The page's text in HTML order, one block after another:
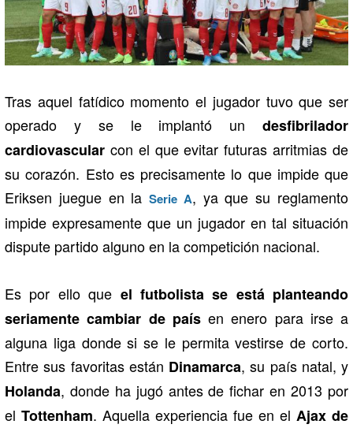
Tras aquel fatídico momento el jugador tuvo que ser
operado y se le implantó un desfibrilador
cardiovascular con el que evitar futuras arritmias de
su corazón. Esto es precisamente lo que impide que
Eriksen juegue en laSerie A, ya que su reglamento
impide expresamente que un jugador en tal situación
dispute partido alguno en la competición nacional.
Es por ello que el futbolista se está planteando
seriamente cambiar de país en enero para irse a
alguna liga donde si se le permita vestirse de corto.
Entre sus favoritas están Dinamarca, su país natal, y
Holanda, donde ha jugó antes de fichar en 2013 por
el Tottenham. Aquella experiencia fue en el Ajax de